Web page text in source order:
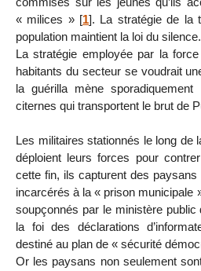
« milices »[1]. La stratégie de la
population maintient la loi du silence.
La stratégie employée par la
habitants du secteur se voudrait
la guérilla mène
citernes qui transportent le brut de
Les militaires stationnés le long de
déploient leurs forces pour
cette fin, ils capturent des
incarcérés à la « prison municipale
soupçonnés par le ministère
la foi des déclarations
destiné au plan de « sécurité
Or les paysans non seulement